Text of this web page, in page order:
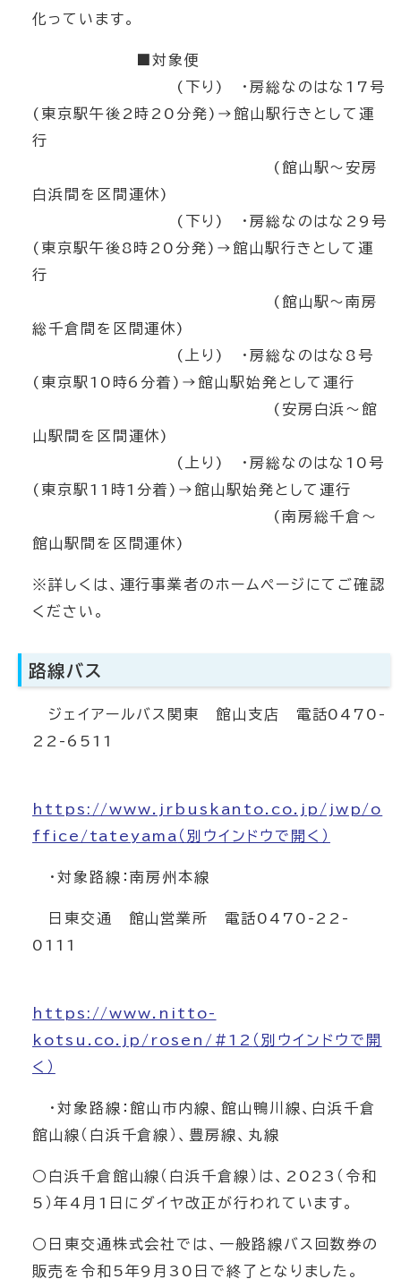
化っています。
■対象便
(下り) ・房総なのはな17号
(東京駅午後2時20分発)→館山駅行きとして運
行
(館山駅～安房
白浜間を区間運休)
(下り) ・房総なのはな29号
(東京駅午後8時20分発)→館山駅行きとして運
行
(館山駅～南房
総千倉間を区間運休)
(上り) ・房総なのはな8号
(東京駅10時6分着)→館山駅始発として運行
(安房白浜～館
山駅間を区間運休)
(上り) ・房総なのはな10号
(東京駅11時1分着)→館山駅始発として運行
(南房総千倉～
館山駅間を区間運休)
※詳しくは、運行事業者のホームページにてご確認
ください。
路線バス
ジェイアールバス関東 館山支店 電話0470-
22-6511
https://www.jrbuskanto.co.jp/jwp/o
ffice/tateyama （別ウインドウで開く）
・対象路線：南房州本線
日東交通 館山営業所 電話0470-22-
0111
https://www.nitto-
kotsu.co.jp/rosen/#12 （別ウインドウで開
く）
・対象路線：館山市内線、館山鴨川線、白浜千倉
館山線（白浜千倉線）、豊房線、丸線
○白浜千倉館山線（白浜千倉線）は、2023（令和
5）年4月1日にダイヤ改正が行われています。
○日東交通株式会社では、一般路線バス回数券の
販売を令和5年9月30日で終了となりました。